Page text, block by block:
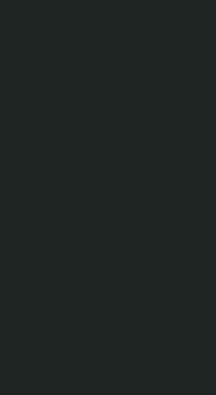
campañas,
los huéspedes y